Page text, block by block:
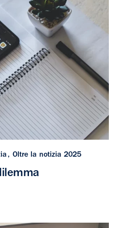
Oltre la notizia 2025